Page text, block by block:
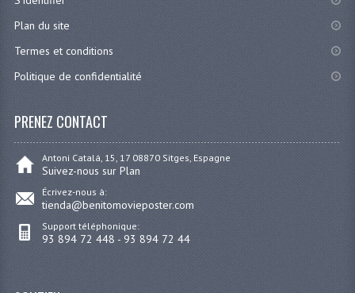
Plan du site
Termes et conditions
Politique de confidentialité
PRENEZ CONTACT
Antoni Catalá, 15, 17 08870 Sitges, Espagne
Suivez-nous sur Plan
Écrivez-nous à:
tienda@benitomovieposter.com
Support téléphonique:
93 894 72 448 - 93 894 72 44